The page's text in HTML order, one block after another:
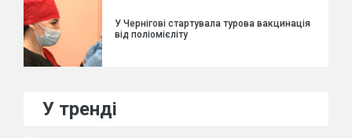
У Чернігові стартувала турова вакцинація
від поліомієліту
У тренді